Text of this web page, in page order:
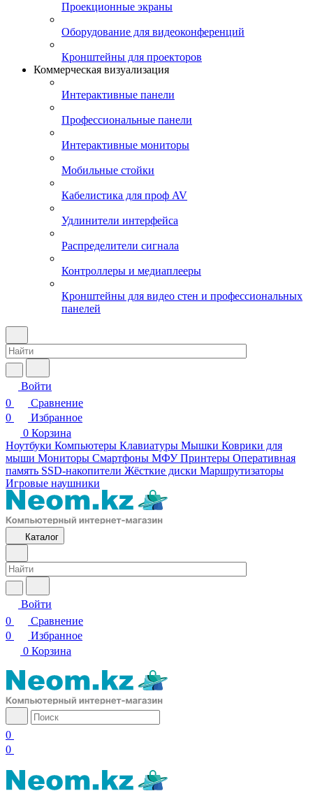
Проекционные экраны
Оборудование для видеоконференций
Кронштейны для проекторов
Коммерческая визуализация
Интерактивные панели
Профессиональные панели
Интерактивные мониторы
Мобильные стойки
Кабелистика для проф AV
Удлинители интерфейса
Распределители сигнала
Контроллеры и медиаплееры
Кронштейны для видео стен и профессиональных
панелей
Войти
0
Сравнение
0
Избранное
0 Корзина
Ноутбуки Компьютеры Клавиатуры Мышки Коврики для
мыши Мониторы Смартфоны МФУ Принтеры Оперативная
память SSD-накопители Жёсткие диски Маршрутизаторы
Игровые наушники
Каталог
Войти
0
Сравнение
0
Избранное
0 Корзина
0
0